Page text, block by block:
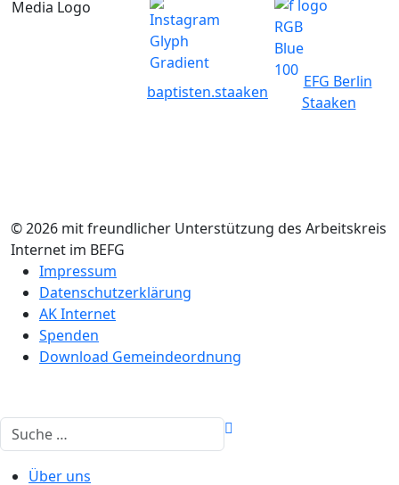
baptisten.staaken
EFG Berlin
Staaken
© 2026 mit freundlicher Unterstützung des Arbeitskreis
Internet im BEFG
Impressum
Datenschutzerklärung
AK Internet
Spenden
Download Gemeindeordnung
Suchen
Über uns